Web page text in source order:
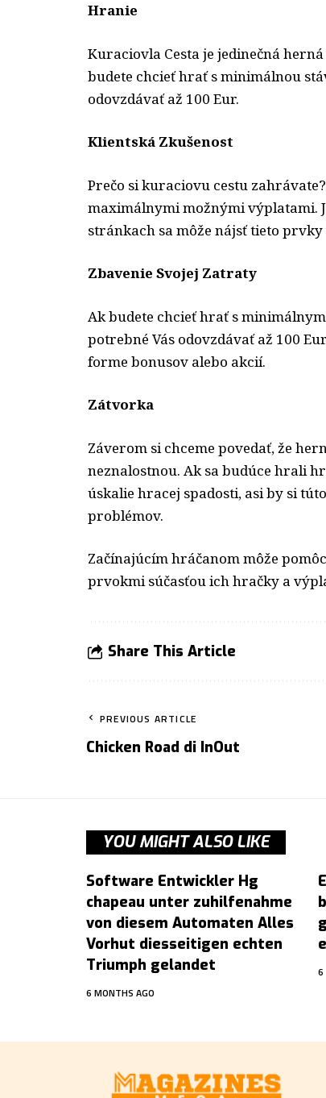
Hranie
Kuraciovla Cesta je jedinečná
budete chcieť hrať s minimálnou
odovzdávať až 100 Eur.
Klientská Zkušenost
Prečo si kuraciovu cestu
maximálnymi možnými výplatami.
stránkach sa môže nájsť tieto
Zbavenie Svojej Zatraty
Ak budete chcieť hrať s
potrebné Vás odovzdávať až 100
forme bonusov alebo akcií.
Zátvorka
Záverom si chceme povedať, že
neznalostnou. Ak sa budúce hrali
úskalie hracej spadosti, asi by si
problémov.
Začínajúcím hráčanom môže
prvokmi súčasťou ich hračky a
Share This Article
PREVIOUS ARTICLE
Chicken Road di InOut
YOU MIGHT ALSO LIKE
Software Entwickler Hg
chapeau unter zuhilfenahme
von diesem Automaten Alles
Vorhut diesseitigen echten
Triumph gelandet
6 MONTHS AGO
6